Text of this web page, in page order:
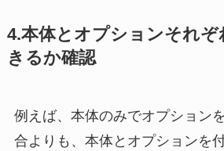
4.本体とオプションそれ
きるか確認
例えば、本体のみでオプション
合よりも、本体とオプションを